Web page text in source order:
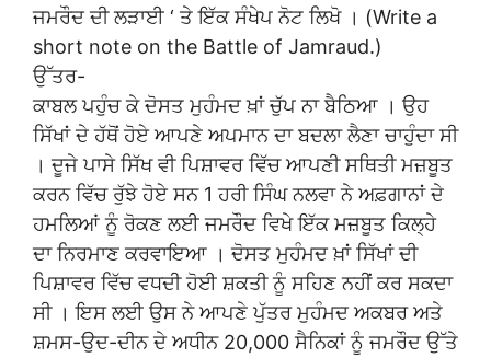
ਜਮਰੌਦ ਦੀ ਲੜਾਈ ‘ ਤੇ ਇੱਕ ਸੰਖੇਪ ਨੋਟ ਲਿਖੋ । (Write a
short note on the Battle of Jamraud.)
ਉੱਤਰ-
ਕਾਬਲ ਪਹੁੰਚ ਕੇ ਦੋਸਤ ਮੁਹੰਮਦ ਖ਼ਾਂ ਚੁੱਪ ਨਾ ਬੈਠਿਆ । ਉਹ
ਸਿੱਖਾਂ ਦੇ ਹੱਥੋਂ ਹੋਏ ਆਪਣੇ ਅਪਮਾਨ ਦਾ ਬਦਲਾ ਲੈਣਾ ਚਾਹੁੰਦਾ ਸੀ
। ਦੂਜੇ ਪਾਸੇ ਸਿੱਖ ਵੀ ਪਿਸ਼ਾਵਰ ਵਿੱਚ ਆਪਣੀ ਸਥਿਤੀ ਮਜ਼ਬੂਤ
ਕਰਨ ਵਿੱਚ ਰੁੱਝੇ ਹੋਏ ਸਨ 1 ਹਰੀ ਸਿੰਘ ਨਲਵਾ ਨੇ ਅਫ਼ਗਾਨਾਂ ਦੇ
ਹਮਲਿਆਂ ਨੂੰ ਰੋਕਣ ਲਈ ਜਮਰੌਦ ਵਿਖੇ ਇੱਕ ਮਜ਼ਬੂਤ ਕਿਲ੍ਹੇ
ਦਾ ਨਿਰਮਾਣ ਕਰਵਾਇਆ । ਦੋਸਤ ਮੁਹੰਮਦ ਖ਼ਾਂ ਸਿੱਖਾਂ ਦੀ
ਪਿਸ਼ਾਵਰ ਵਿੱਚ ਵਧਦੀ ਹੋਈ ਸ਼ਕਤੀ ਨੂੰ ਸਹਿਣ ਨਹੀਂ ਕਰ ਸਕਦਾ
ਸੀ । ਇਸ ਲਈ ਉਸ ਨੇ ਆਪਣੇ ਪੁੱਤਰ ਮੁਹੰਮਦ ਅਕਬਰ ਅਤੇ
ਸ਼ਮਸ-ਉਦ-ਦੀਨ ਦੇ ਅਧੀਨ 20,000 ਸੈਨਿਕਾਂ ਨੂੰ ਜਮਰੌਦ ਉੱਤੇ